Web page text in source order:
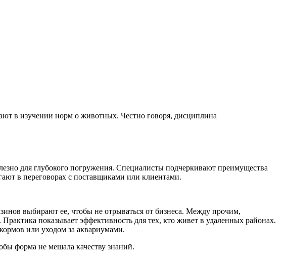
в изучении норм о животных. Честно говоря, дисциплина
для глубокого погружения. Специалисты подчеркивают преимущества
в переговорах с поставщиками или клиентами.
выбирают ее, чтобы не отрываться от бизнеса. Между прочим,
показывает эффективность для тех, кто живет в удаленных районах.
или уходом за аквариумами.
форма не мешала качеству знаний.